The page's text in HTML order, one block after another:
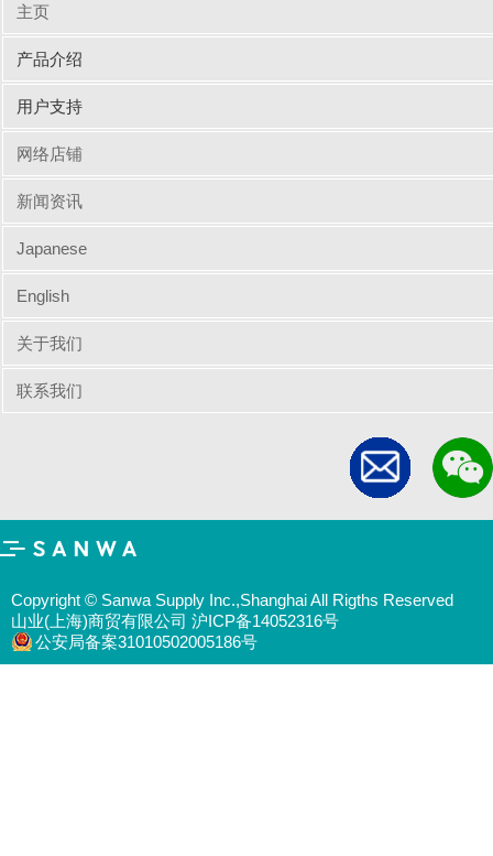
に
て
く
さ
主页
产品介绍
输入周边设备
网线/线缆
电脑配件
手机/平板配件
桌子
椅子
商业办公
用户支持
驱动/说明书下载
Q&A（常见问题）
网络店铺
新闻资讯
Japanese
English
关于我们
联系我们
Copyright © Sanwa Supply Inc.,Shanghai All Rigths Reserved
山业(上海)商贸有限公司 沪ICP备14052316号
公安局备案31010502005186号